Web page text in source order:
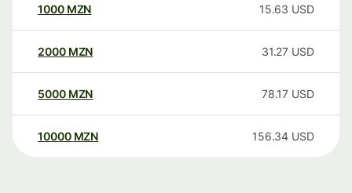
1000 MZN 15.63 USD
2000 MZN 31.27 USD
5000 MZN 78.17 USD
10000 MZN 156.34 USD